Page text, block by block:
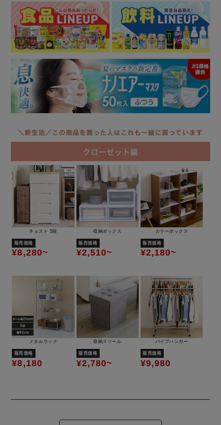
クローゼット編
チェスト 5段
販売価格
¥8,280~
収納ボックス
販売価格
¥2,510~
カラーボックス
販売価格
¥2,180~
メタルラック
販売価格
¥8,180
収納スツール
販売価格
¥2,780~
パイプハンガー
販売価格
¥9,980